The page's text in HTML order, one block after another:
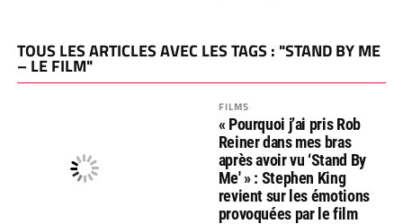
TOUS LES ARTICLES AVEC LES TAGS : "STAND BY ME
– LE FILM"
FILMS
« Pourquoi j’ai pris Rob
Reiner dans mes bras
après avoir vu ‘Stand By
Me' » : Stephen King
revient sur les émotions
provoquées par le film